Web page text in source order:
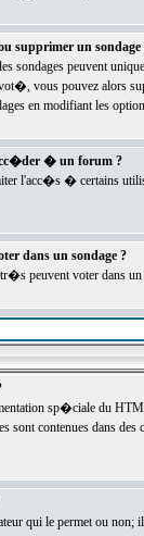
supprimer un sondage
sondages peuvent
vous pouvez alors
en modifiant les
� un forum ?
l'acc�s � certains
dans un sondage ?
peuvent voter dans
sp�ciale du
sont contenues dans
qui le permet ou non;